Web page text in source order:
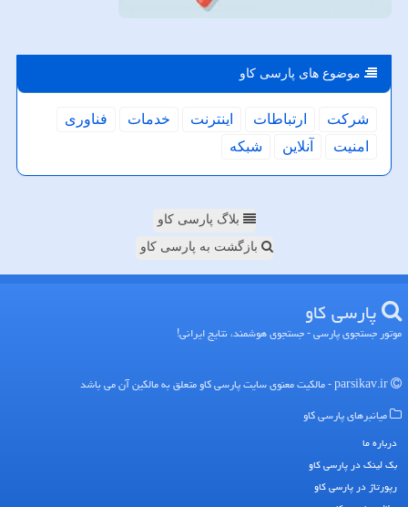
موضوع های پارسی كاو
شركت ارتباطات اینترنت خدمات
فناوری
امنیت
آنلاین شبكه
بلاگ پارسی کاو
بازگشت به پارسی کاو
پارسی كاو
موتور جستجوی پارسی - جستجوی هوشمند، نتایج ایرانی!
میانبرهای پارسی كاو
درباره ما
بک لینک در پارسی كاو
رپورتاژ در پارسی كاو